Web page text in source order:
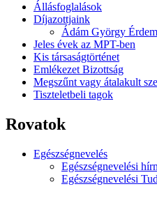
Állásfoglalások
Díjazottjaink
Ádám György
Jeles évek az MPT-ben
Kis társaságtörténet
Emlékezet Bizottság
Megszűnt vagy átalakult
Tiszteletbeli tagok
Rovatok
Egészségnevelés
Egészségnevelési
Egészségnevelési